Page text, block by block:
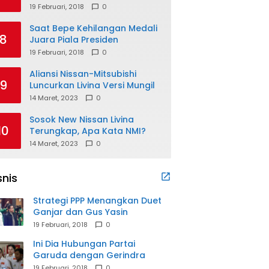
19 Februari, 2018 0
Saat Bepe Kehilangan Medali
Juara Piala Presiden
19 Februari, 2018 0
Aliansi Nissan-Mitsubishi
Luncurkan Livina Versi Mungil
14 Maret, 2023 0
Sosok New Nissan Livina
Terungkap, Apa Kata NMI?
14 Maret, 2023 0
Strategi PPP Menangkan Duet
Ganjar dan Gus Yasin
19 Februari, 2018 0
Ini Dia Hubungan Partai
Garuda dengan Gerindra